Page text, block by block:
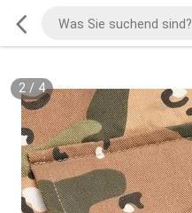
2/ 4